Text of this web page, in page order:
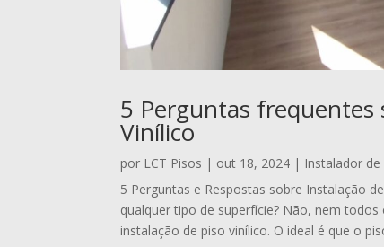
5 Perguntas frequentes
Vinílico
por LCT Pisos | out 18, 2024 | Instalador de
5 Perguntas e Respostas sobre Instalação
qualquer tipo de superfície? Não, nem
instalação de piso vinílico. O ideal é que o